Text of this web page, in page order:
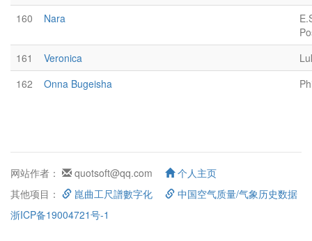
160
Nara
161
Veronica
162
Onna Bugeisha
网站作者： quotsoft@qq.com
个人主页
其他项目：
崑曲工尺譜數字化
中国空气质量/气象历史数据
浙ICP备19004721号-1